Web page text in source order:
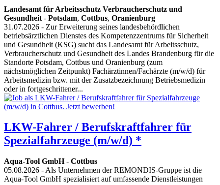
Landesamt für Arbeitsschutz Verbraucherschutz und
Gesundheit - Potsdam, Cottbus, Oranienburg
31.07.2026 - Zur Erweiterung seines landesbehördlichen
betriebsärztlichen Dienstes des Kompetenzzentrums für Sicherheit
und Gesundheit (KSG) sucht das Landesamt für Arbeitsschutz,
Verbraucherschutz und Gesundheit des Landes Brandenburg für die
Standorte Potsdam, Cottbus und Oranienburg (zum
nächstmöglichen Zeitpunkt) Fachärztinnen/Fachärzte (m/w/d) für
Arbeitsmedizin bzw. mit der Zusatzbezeichnung Betriebsmedizin
oder in fortgeschrittener...
LKW-Fahrer / Berufskraftfahrer für
Spezialfahrzeuge (m/w/d) *
Aqua-Tool GmbH- Cottbus
05.08.2026 - Als Unternehmen der REMONDIS-Gruppe ist die
Aqua-Tool GmbH spezialisiert auf umfassende Dienstleistungen